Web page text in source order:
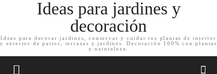
Ideas para jardines y
decoración
Ideas para decorar jardines, conservar y cuidar tus plantas de interior
y exterior de patios, terrazas y jardines. Decoración 100% con plantas
y naturaleza.